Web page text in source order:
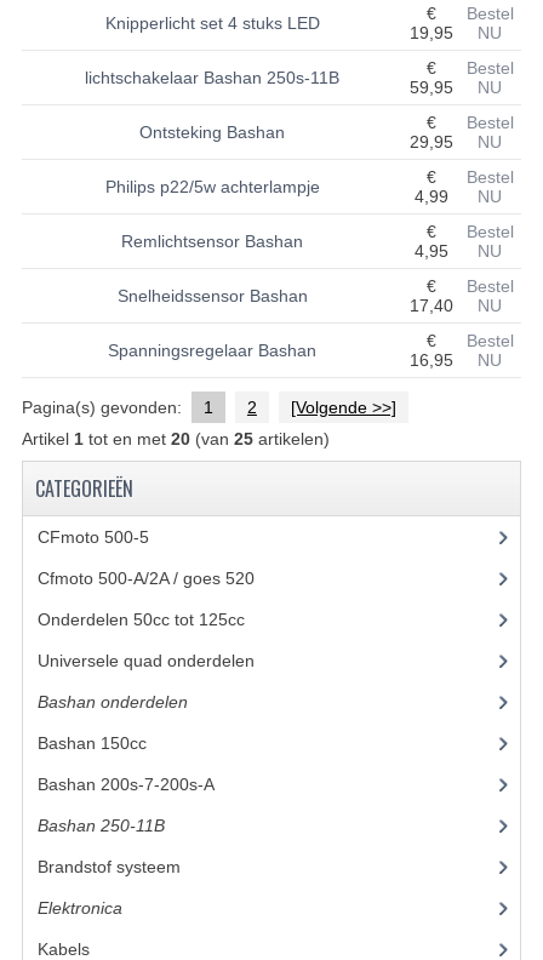
VERLICHTING
WIEL OPHANGING
WIELEN EN BANDEN
ACCESSOIRES
GEREEDSCHAP
BASHAN 250-11B
KAPPEN EN FRAME
Knipperlicht set 4 stuks LED
€
19,95
Bestel
NU
lichtschakelaar Bashan 250s-11B
€
59,95
Bestel
NU
Ontsteking Bashan
€
29,95
Bestel
NU
Philips p22/5w achterlampje
€
4,99
Bestel
NU
Remlichtsensor Bashan
€
4,95
Bestel
NU
Snelheidssensor Bashan
€
17,40
Bestel
NU
Spanningsregelaar Bashan
€
16,95
Bestel
NU
Pagina(s) gevonden: 1 2
[Volgende >>]
Artikel 1tot en met 20(van 25artikelen)
CATEGORIEËN
CFmoto 500-5(5)
Cfmoto 500-A/2A / goes 520(347)
Onderdelen 50cc tot 125cc(49)
Universele quad onderdelen
Bashan onderdelen
Bashan 150cc(36)
Bashan 200s-7-200s-A(481)
Bashan 250-11B(385)
Brandstof systeem
Elektronica
Kabels(8)